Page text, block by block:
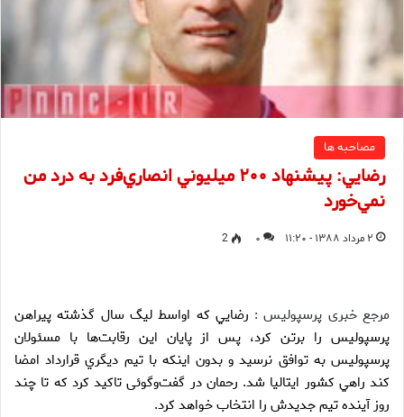
مصاحبه ها
رضايي: پيشنهاد ۲۰۰ ميليوني انصاري‌فرد به درد من
نمي‌خورد
۲ مرداد ۱۳۸۸ - ۱۱:۲۰ ۰ 2
مرجع خبری پرسپولیس : رضايي كه اواسط ليگ سال گذشته پيراهن
پرسپوليس را برتن كرد، پس از پايان اين رقابت‌ها با مسئولان
پرسپوليس به توافق نرسيد و بدون اينكه با تيم ديگري قرارداد امضا
كند راهي كشور ايتاليا شد. رحمان در گفت‌وگوئی تاكيد كرد كه تا چند
روز آينده تيم جديدش را انتخاب خواهد كرد.